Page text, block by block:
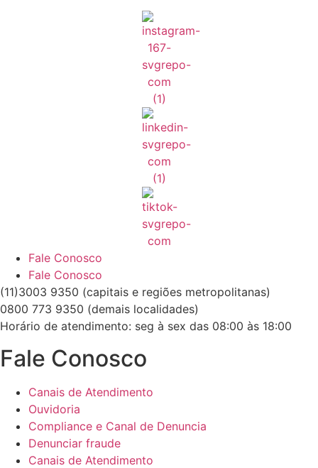
Fale Conosco
Fale Conosco
(11)3003 9350 (capitais e regiões metropolitanas)
0800 773 9350 (demais localidades)
Horário de atendimento: seg à sex das 08:00 às 18:00
Fale Conosco
Canais de Atendimento
Ouvidoria
Compliance e Canal de Denuncia
Denunciar fraude
Canais de Atendimento